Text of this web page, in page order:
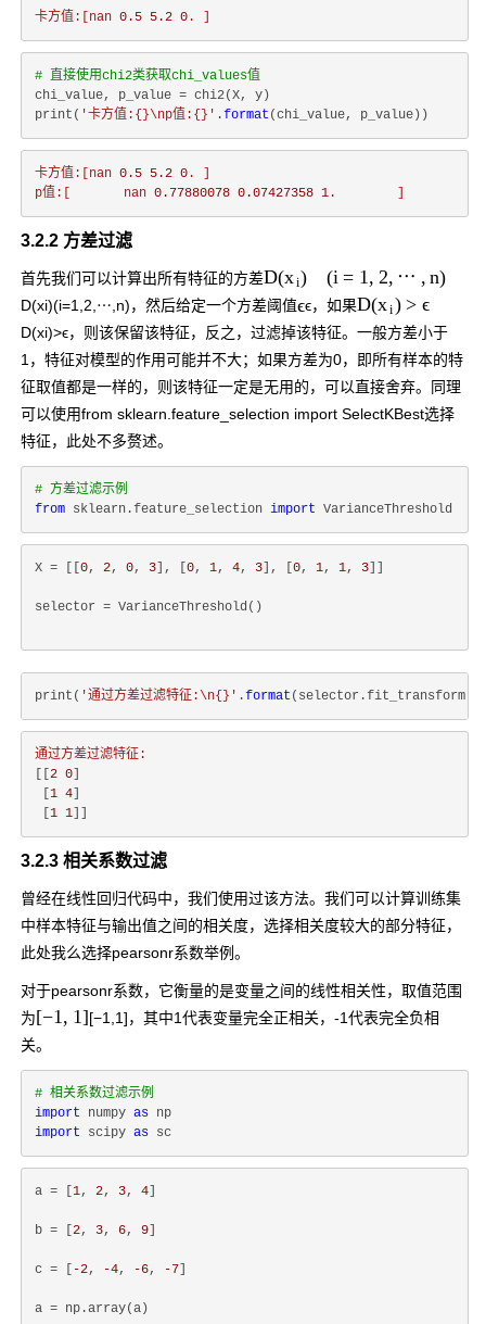
卡方值:[nan 0.5 5.2 0 .
# 直接使用chi2类获取chi_values值
chi_value, p_value = chi2(X, y)
print( '卡方值:{}\np值:{}' .format
卡方值:[nan 0.5 5.2 0 .
p值:[
nan 0.77880078 0.07427358 1 .
3.2.2 方差过滤
首先我们可以计算出所有特征的方差D(xi) (i = 1, 2, ⋯ , n)
D(xi)(i=1 2 ⋯ n)，然后给定一个方差阈值ϵϵ，如果D(xi) > ϵ
D(xi)>ϵ，则该保留该特征，反之，过滤掉该特征。一般方差小于
1，特征对模型的作用可能并不大；如果方差为0，即所有样本的特
征取值都是一样的，则该特征一定是无用的，可以直接舍弃。同理
可以使用from sklearn.feature_selection import SelectKBest选择
特征，此处不多赘述。
# 方差过滤示例
from sklearn.feature_selection import
X = [[ 0, 2, 0, 3 ], [ 0, 1, 4, 3 ], [ 0, 1, 1, 3
selector = VarianceThreshold()
print( '通过方差过滤特征:\n{}' .format
通过方差过滤特征:
2 0
1 4
1 1
3.2.3 相关系数过滤
曾经在线性回归代码中，我们使用过该方法。我们可以计算训练集
中样本特征与输出值之间的相关度，选择相关度较大的部分特征，
此处我么选择pearsonr系数举例。
对于pearsonr系数，它衡量的是变量之间的线性相关性，取值范围
为[−1, 1][−1 1]，其中1代表变量完全正相关，-1代表完全负相
关。
# 相关系数过滤示例
import numpy as
import scipy as
a = [ 1, 2, 3, 4
b = [ 2, 3, 6, 9
c = [ -2, -4, -6, -7
a = np.array(a)